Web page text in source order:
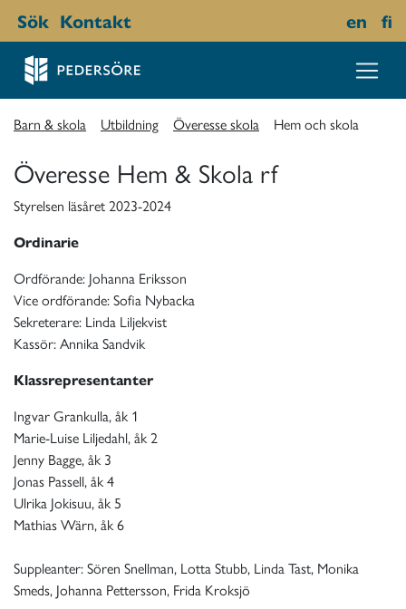
Sök Kontakt en fi
Barn & skola Utbildning Överesse skola Hem och skola
Överesse Hem & Skola rf
Styrelsen läsåret 2023-2024
Ordinarie
Ordförande: Johanna Eriksson
Vice ordförande: Sofia Nybacka
Sekreterare: Linda Liljekvist
Kassör: Annika Sandvik
Klassrepresentanter
Ingvar Grankulla, åk 1
Marie-Luise Liljedahl, åk 2
Jenny Bagge, åk 3
Jonas Passell, åk 4
Ulrika Jokisuu, åk 5
Mathias Wärn, åk 6
Suppleanter: Sören Snellman, Lotta Stubb, Linda Tast, Monika
Smeds, Johanna Pettersson, Frida Kroksjö